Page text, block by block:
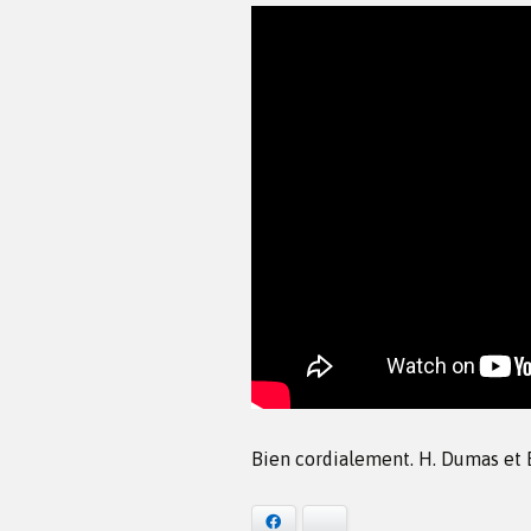
Bien cordialement. H. Dumas et